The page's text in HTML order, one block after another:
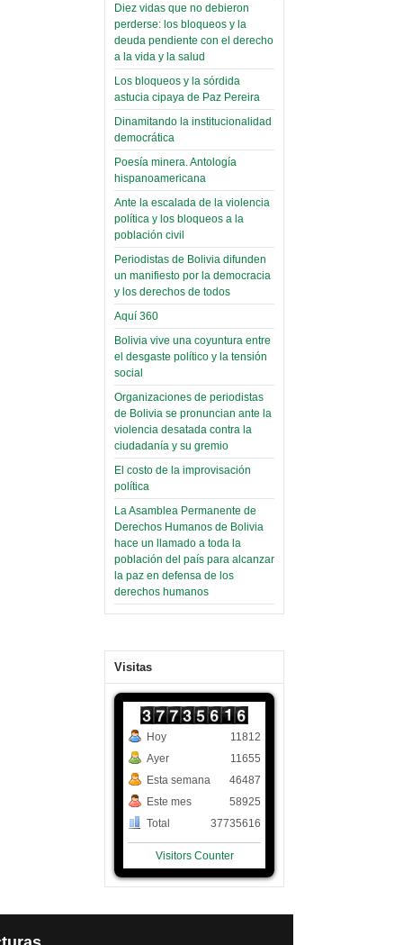
Read more...
Creacionismo,
filtraciones e
inicio de la
campaña del
MAS
(Miscelánea
palaciega 6)
El Infamatorio
Domingo, 12 Mayo 2019
Read more...
Diez vidas que no debieron
perderse: los bloqueos y la
deuda pendiente con el derecho
a la vida y la salud
Los bloqueos y la sórdida
astucia cipaya de Paz Pereira
Dinamitando la institucionalidad
democrática
Poesía minera. Antología
hispanoamericana
Ante la escalada de la violencia
política y los bloqueos a la
población civil
Periodistas de Bolivia difunden
un manifiesto por la democracia
y los derechos de todos
Aquí 360
Bolivia vive una coyuntura entre
el desgaste político y la tensión
social
Organizaciones de periodistas
de Bolivia se pronuncian ante la
violencia desatada contra la
ciudadanía y su gremio
El costo de la improvisación
política
La Asamblea Permanente de
Derechos Humanos de Bolivia
hace un llamado a toda la
población del país para alcanzar
la paz en defensa de los
derechos humanos
Visitas
Hoy
Ayer
Esta semana
Este mes
Total
11812
11655
46487
58925
37735616
Visitors Counter